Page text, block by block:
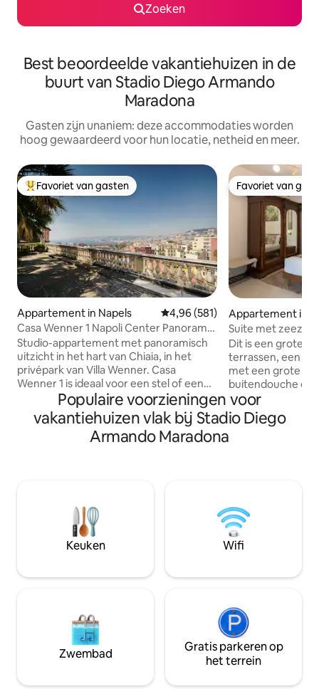
Zoeken
Best beoordeelde vakantiehuizen in de
buurt van Stadio Diego Armando
Maradona
Gasten zijn unaniem: deze accommodaties worden
hoog gewaardeerd voor hun locatie, netheid en meer.
Topfavoriet van gasten
Favoriet van gasten
Appartement in Napels Gemiddelde beoordeling van
4,96 (581)
Casa Wenner 1 Napoli Center Panorama
Chiaia
Studio-appartement met panoramisch
uitzicht in het hart van Chiaia, in het
privépark van Villa Wenner. Casa
Wenner 1 is ideaal voor een stel of een
gezin van maximaal vier personen en
combineert wat je zelden samen vindt in
Napels: een centrale locatie, stilte, groen
en uitzicht op de Golf. Op een paar
Chiaia kom je gemakkelijk in het
historische centrum, Vomero, de
eilanden en de archeologische
vindplaatsen.
Favoriet van
Favoriet van
Appartement in
Suite met
terras
Dit is een grote
terrassen, een
met een grote
buitendouche en
geïnspireerd op
de voormalige
ligging is centraal
drie suites en de
wanneer je
geen lift, je moet
Populaire voorzieningen voor
vakantiehuizen vlak bij Stadio Diego
Armando Maradona
Keuken Wifi
Zwembad
Gratis parkeren op
het terrein